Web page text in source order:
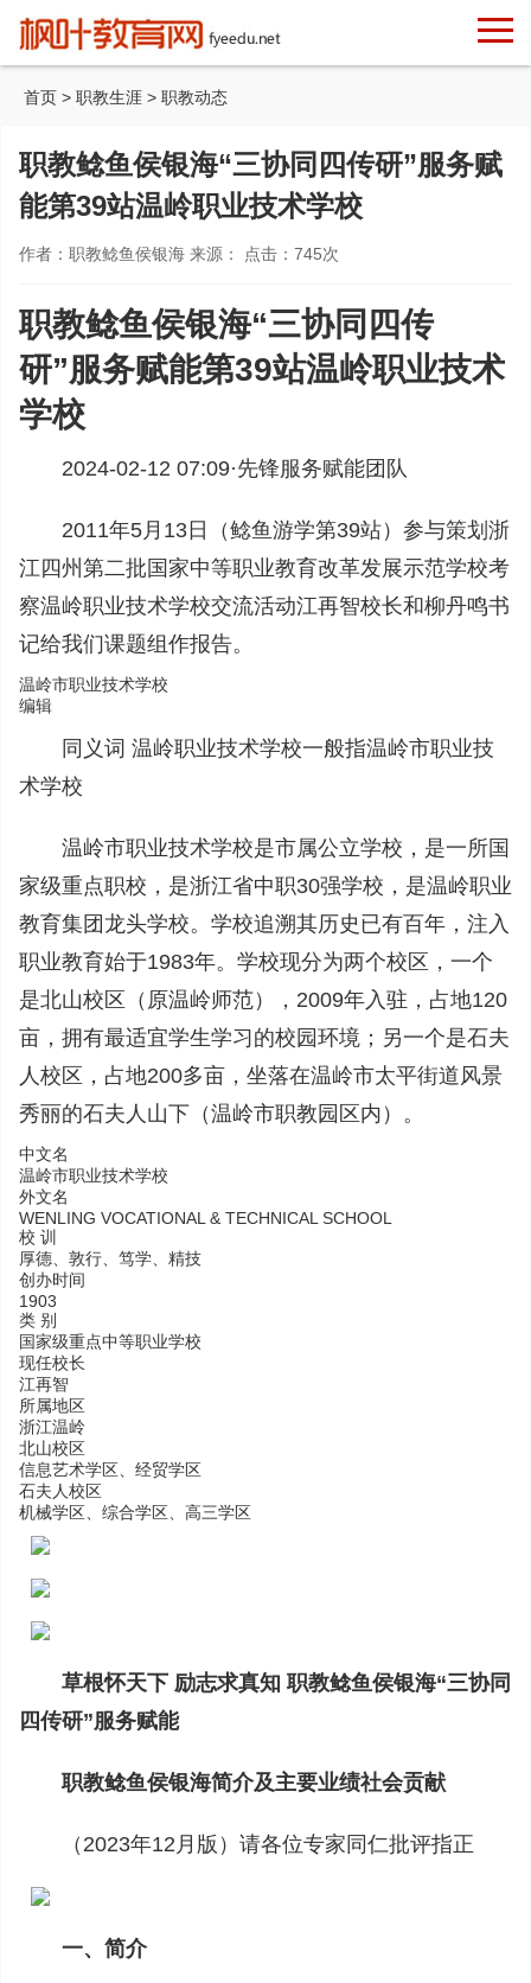
首页 > 职教生涯 > 职教动态
职教鲶鱼侯银海“三协同四传研”服务赋
能第39站温岭职业技术学校
作者：职教鲶鱼侯银海 来源： 点击： 745次
职教鲶鱼侯银海“三协同四传
研”服务赋能第39站温岭职业技术
学校
2024-02-12 07:09·先锋服务赋能团队
2011年5月13日（鲶鱼游学第39站）参与策划浙
江四州第二批国家中等职业教育改革发展示范学校考
察温岭职业技术学校交流活动江再智校长和柳丹鸣书
记给我们课题组作报告。
温岭市职业技术学校
编辑
同义词 温岭职业技术学校一般指温岭市职业技
术学校
温岭市职业技术学校是市属公立学校，是一所国
家级重点职校，是浙江省中职30强学校，是温岭职业
教育集团龙头学校。学校追溯其历史已有百年，注入
职业教育始于1983年。学校现分为两个校区，一个
是北山校区（原温岭师范），2009年入驻，占地120
亩，拥有最适宜学生学习的校园环境；另一个是石夫
人校区，占地200多亩，坐落在温岭市太平街道风景
秀丽的石夫人山下（温岭市职教园区内）。
中文名
温岭市职业技术学校
外文名
WENLING VOCATIONAL & TECHNICAL SCHOOL
校 训
厚德、敦行、笃学、精技
创办时间
1903
类 别
国家级重点中等职业学校
现任校长
江再智
所属地区
浙江温岭
北山校区
信息艺术学区、经贸学区
石夫人校区
机械学区、综合学区、高三学区
草根怀天下 励志求真知 职教鲶鱼侯银海“三协同
四传研”服务赋能
职教鲶鱼侯银海简介及主要业绩社会贡献
（2023年12月版）请各位专家同仁批评指正
一、简介